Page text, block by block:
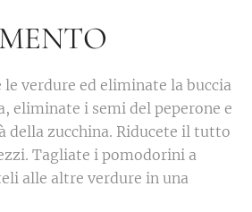
verdure ed eliminate la buccia
eliminate i semi del peperone e
della zucchina. Riducete il tutto
Tagliate i pomodorini a
alle altre verdure in una